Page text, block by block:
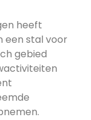
heeft
een stal voor
gebied